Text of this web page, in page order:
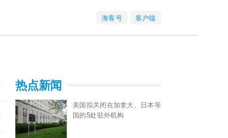
海客号 客户端
热点新闻
美国拟关闭在加拿大、日本等
国的5处驻外机构